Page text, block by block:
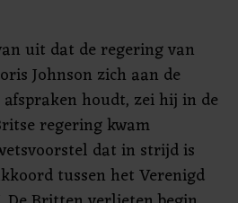
uit dat de regering van
Johnson zich aan de
houdt, zei hij in de
regering kwam
dat in strijd is
tussen het Verenigd